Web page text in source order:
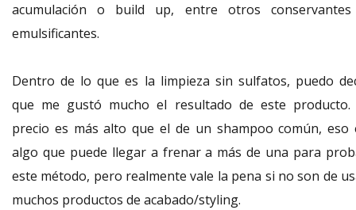
acumulación o build up, entre otros
emulsificantes.
Dentro de lo que es la limpieza sin sulfatos, puedo
que me gustó mucho el resultado de este producto.
precio es más alto que el de un shampoo común, eso
algo que puede llegar a frenar a más de una para
este método, pero realmente vale la pena si no son de
muchos productos de acabado/styling.